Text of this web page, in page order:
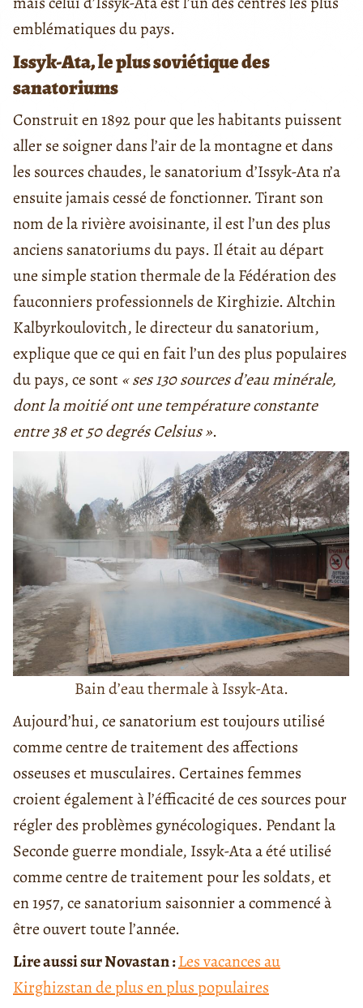
emblématiques du pays.
Issyk-Ata, le plus soviétique des
sanatoriums
Construit en 1892 pour que les habitants puissent
aller se soigner dans l’air de la montagne et dans
les sources chaudes, le sanatorium d’Issyk-Ata n’a
ensuite jamais cessé de fonctionner. Tirant son
nom de la rivière avoisinante, il est l’un des plus
anciens sanatoriums du pays. Il était au départ
une simple station thermale de la Fédération des
fauconniers professionnels de Kirghizie. Altchin
Kalbyrkoulovitch, le directeur du sanatorium,
explique que ce qui en fait l’un des plus populaires
du pays, ce sont« ses 130 sources d’eau minérale,
dont la moitié ont une température constante
entre 38 et 50 degrés Celsius ».
Bain d’eau thermale à Issyk-Ata.
Aujourd’hui, ce sanatorium est toujours utilisé
comme centre de traitement des affections
osseuses et musculaires. Certaines femmes
croient également à l’éfficacité de ces sources pour
régler des problèmes gynécologiques. Pendant la
Seconde guerre mondiale, Issyk-Ata a été utilisé
comme centre de traitement pour les soldats, et
en 1957, ce sanatorium saisonnier a commencé à
être ouvert toute l’année.
Lire aussi sur Novastan :Les vacances au
Kirghizstan de plus en plus populaires